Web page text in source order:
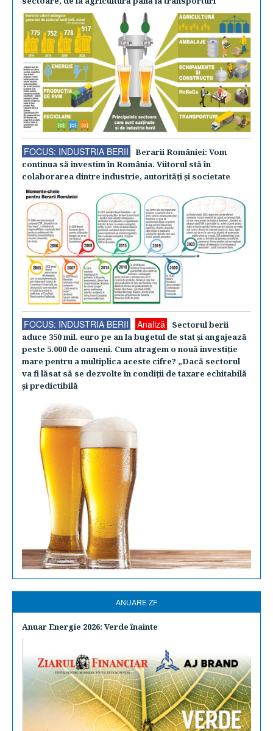
FOCUS: INDUSTRIA BERII
Berarii României: Vom
continua să investim în România. Viitorul stă în
colaborarea dintre industrie, autorităţi şi societate
FOCUS: INDUSTRIA BERII Analiză
Sectorul berii
aduce 350 mil. euro pe an la bugetul de stat şi angajează
peste 5.000 de oameni. Cum atragem o nouă investiţie
mare pentru a multiplica aceste cifre? „Dacă sectorul
va fi lăsat să se dezvolte în condiţii de taxare echitabilă
şi predictibilă
ANUARE ZF
Anuar Energie 2026: Verde înainte